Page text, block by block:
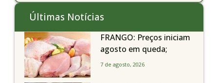
Últimas Notícias
FRANGO: Preços iniciam
agosto em queda;
exportações avançam
7 de agosto, 2026